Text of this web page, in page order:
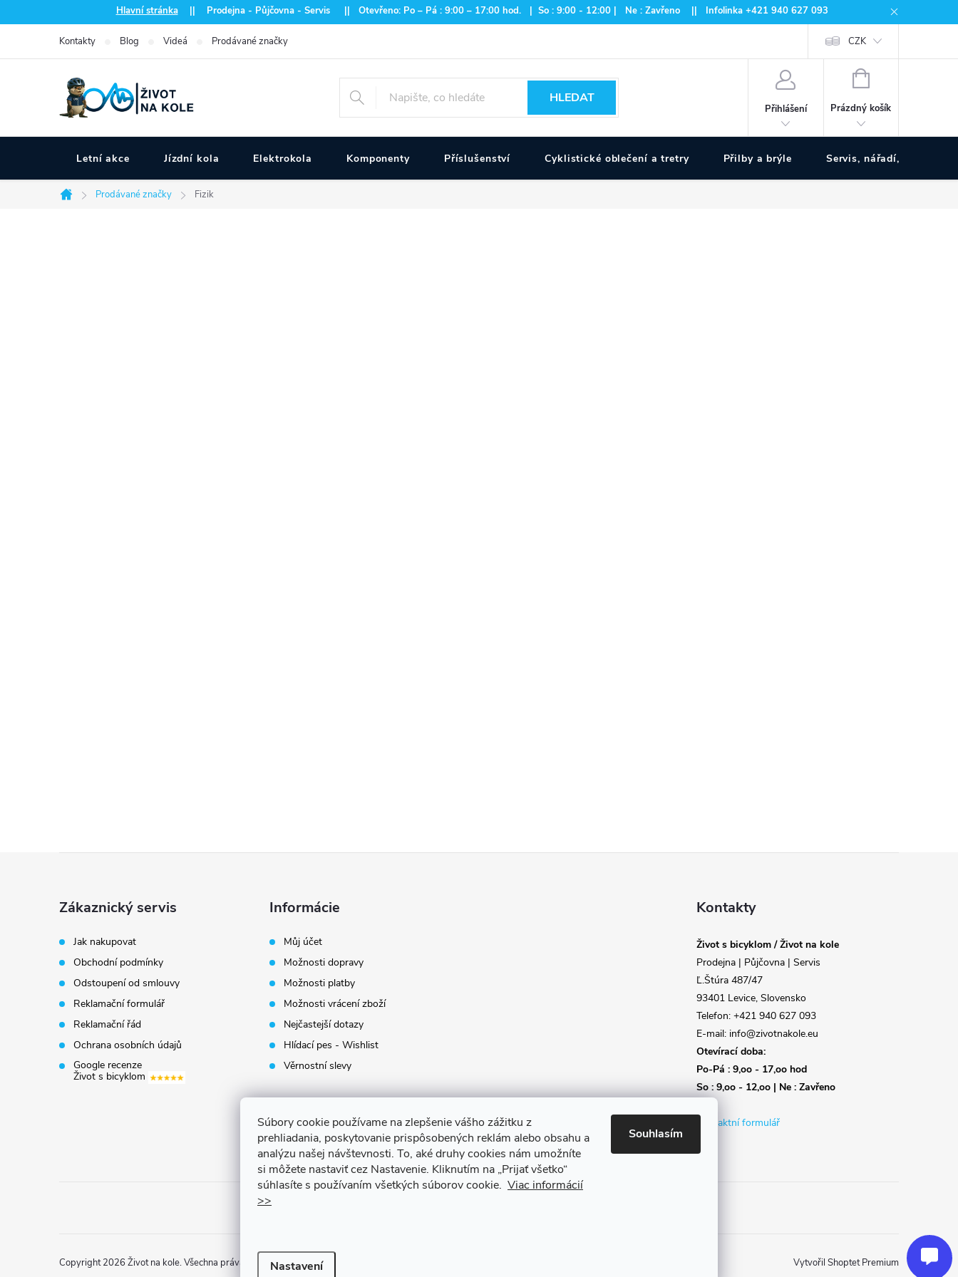
Súbory cookie používame na zlepšenie vášho zážitku z
prehliadania, poskytovanie prispôsobených reklám alebo obsahu a
analýzu našej návštevnosti. To, aké druhy cookies nám umožníte
si môžete nastaviť cez Nastavenie. Kliknutím na „Prijať všetko“
súhlasíte s používaním všetkých súborov cookie. Viac informácií
>>
Nastavení
Souhlasím
na
Hlavní stránka|| Prodejna - Půjčovna - Servis || Otevřeno: Po – Pá : 9:00 – 17:00 hod. | So : 9:00 - 12:00 | Ne : Zavřeno || Infolinka +421 940 627 093
Kontakty Blog Videá Prodávané značky CZK
HLEDAT
Přihlášení
NÁKUPNÍ
Prázdný košík
Letní akce Jízdní kola Elektrokola Komponenty Příslušenství Cyklistické oblečení a tretry Přilby a brýle Servis, nářadí, pumpy
Domů
Prodávané značky Fizik
Zákaznický servis
Jak nakupovat
Obchodní podmínky
Odstoupení od smlouvy
Reklamační formulář
Reklamační řád
Ochrana osobních údajů
Google recenze
Život s bicyklom
Informácie
Můj účet
Možnosti dopravy
Možnosti platby
Možnosti vrácení zboží
Nejčastejší dotazy
Hlídací pes - Wishlist
Věrnostní slevy
Kontakty
Život s bicyklom / Život na kole
Prodejna | Půjčovna | Servis
Ľ.Štúra 487/47
93401 Levice, Slovensko
Telefon: +421 940 627 093
E-mail: info@zivotnakole.eu
Otevírací doba:
Po-Pá : 9,oo - 17,oo hod
So : 9,oo - 12,oo | Ne : Zavřeno
Kontaktní formulář
Vytvořil Shoptet Premium
Copyright 2026 Život na kole. Všechna práva vyhrazena.Upravit nastavení cookies
Poslat